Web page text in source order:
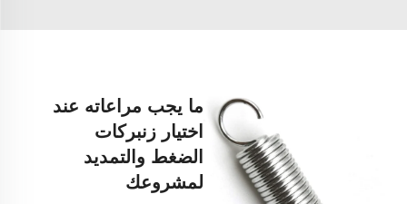
ما يجب مراعاته عند
اختيار زنبركات
الضغط والتمديد
لمشروعك